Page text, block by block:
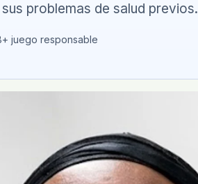
problemas de salud previos.
juego responsable